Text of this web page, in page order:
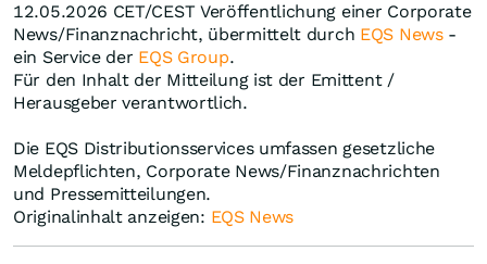
12.05.2026 CET/CEST Veröffentlichung einer Corporate
News/Finanznachricht, übermittelt durch EQS News-
ein Service der EQS Group.
Für den Inhalt der Mitteilung ist der Emittent /
Herausgeber verantwortlich.
Die EQS Distributionsservices umfassen gesetzliche
Meldepflichten, Corporate News/Finanznachrichten
und Pressemitteilungen.
Originalinhalt anzeigen: EQS News